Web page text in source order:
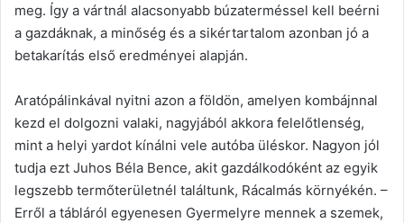
meg. Így a vártnál alacsonyabb búzaterméssel kell beérni
a gazdáknak, a minőség és a sikértartalom azonban jó a
betakarítás első eredményei alapján.
Aratópálinkával nyitni azon a földön, amelyen kombájnnal
kezd el dolgozni valaki, nagyjából akkora felelőtlenség,
mint a helyi yardot kínálni vele autóba üléskor. Nagyon jól
tudja ezt Juhos Béla Bence, akit gazdálkodóként az egyik
legszebb termőterületnél találtunk, Rácalmás környékén. –
Erről a tábláról egyenesen Gyermelyre mennek a szemek,